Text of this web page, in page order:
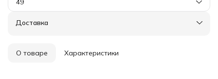
49
Доставка
О товаре Характеристики